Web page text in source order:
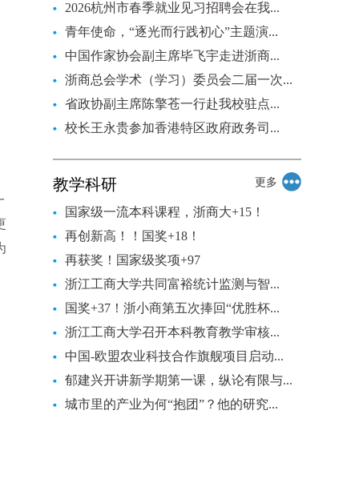
2026杭州市春季就业见习招聘会在我...
青年使命，“逐光而行践初心”主题演...
中国作家协会副主席毕飞宇走进浙商...
浙商总会学术（学习）委员会二届一次...
省政协副主席陈擎苍一行赴我校驻点...
校长王永贵参加香港特区政府政务司...
教学科研 更多
国家级一流本科课程，浙商大+15！
再创新高！！国奖+18！
再获奖！国家级奖项+97
浙江工商大学共同富裕统计监测与智...
国奖+37！浙小商第五次捧回“优胜杯...
浙江工商大学召开本科教育教学审核...
中国-欧盟农业科技合作旗舰项目启动...
郁建兴开讲新学期第一课，纵论有限与...
城市里的产业为何“抱团”？他的研究...